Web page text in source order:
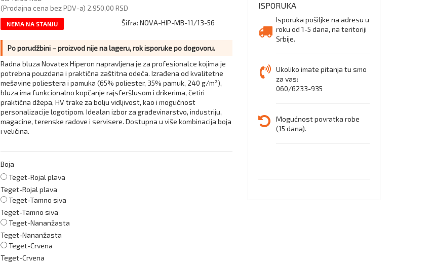
(Prodajna cena bez PDV-a) 2.950,00 RSD
NEMA NA STANJU Šifra: NOVA-HIP-MB-11/13-56
Po porudžbini – proizvod nije na lageru, rok isporuke po dogovoru.
Radna bluza Novatex Hiperon napravljena je za profesionalce kojima je
potrebna pouzdana i praktična zaštitna odeća. Izrađena od kvalitetne
mešavine poliestera i pamuka (65% poliester, 35% pamuk, 240 g/m²),
bluza ima funkcionalno kopčanje rajsferšlusom i drikerima, četiri
praktična džepa, HV trake za bolju vidljivost, kao i mogućnost
personalizacije logotipom. Idealan izbor za građevinarstvo, industriju,
magacine, terenske radove i servisere. Dostupna u više kombinacija boja
i veličina.
Boja
Teget-Rojal plava
Teget-Rojal plava
Teget-Tamno siva
Teget-Tamno siva
Teget-Nananžasta
Teget-Nananžasta
Teget-Crvena
Teget-Crvena
ISPORUKA
Isporuka pošiljke na adresu u
roku od 1-5 dana, na teritoriji
Srbije.
Ukoliko imate pitanja tu smo
za vas:
060/6233-935
Mogućnost povratka robe
(15 dana).